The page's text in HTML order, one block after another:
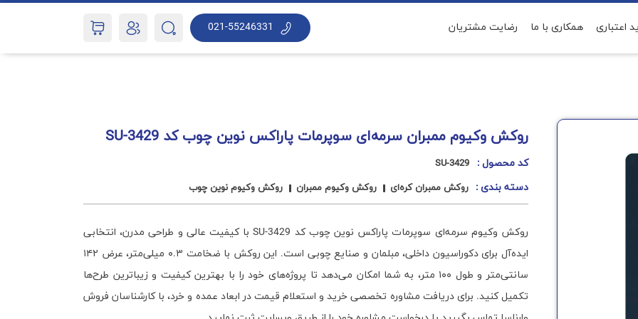
اعتباری همکاری با ما رضایت مشتریان 021-55246331 مجله درباره ی ما ارتباط با ما ثبت درخواست مشاوره
روکش وکیوم ممبران سرمه‌ای سوپرمات پاراکس نوین چوب کد SU-3429
کد محصول : SU-3429
دسته بندی : روکش ممبران کره‌ای روکش وکیوم ممبران روکش وکیوم نوین چوب
روکش وکیوم سرمه‌ای سوپرمات پاراکس نوین چوب کد SU-3429 با کیفیت عالی و طراحی مدرن، انتخابی
ایده‌آل برای دکوراسیون داخلی، مبلمان و صنایع چوبی است. این روکش با ضخامت ۰.۳ میلی‌متر، عرض ۱۴۲
سانتی‌متر و طول ۱۰۰ متر، به شما امکان می‌دهد تا پروژه‌های خود را با بهترین کیفیت و زیباترین طرح‌ها
تکمیل کنید. برای دریافت مشاوره تخصصی خرید و استعلام قیمت در ابعاد عمده و خرد، با کارشناسان فروش